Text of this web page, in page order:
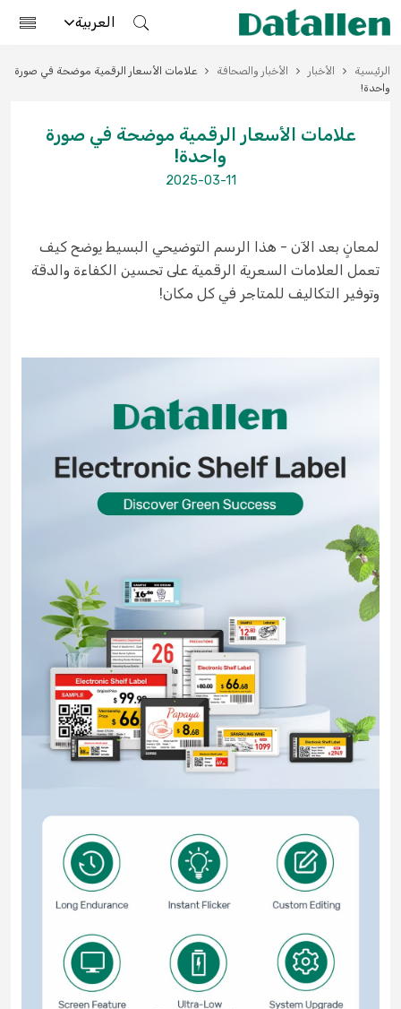
العربية
الرئيسية الأخبار الأخبار والصحافة
علامات الأسعار الرقمية موضحة في صورة
واحدة!
علامات الأسعار الرقمية موضحة في صورة
واحدة!
2025-03-11
لمعانٍ بعد الآن - هذا الرسم التوضيحي البسيط يوضح كيف
تعمل العلامات السعرية الرقمية على تحسين الكفاءة والدقة
وتوفير التكاليف للمتاجر في كل مكان!